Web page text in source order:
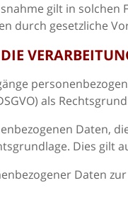
gilt in
durch gesetzliche
als
Daten,
Dies
Daten